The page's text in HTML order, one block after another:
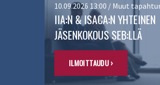
10.09.2026 13:00 / Muut
IIA:N & ISACA:N YHTEINEN
JÄSENKOKOUS SEB:LLÄ
ILMOITTAUDU ›